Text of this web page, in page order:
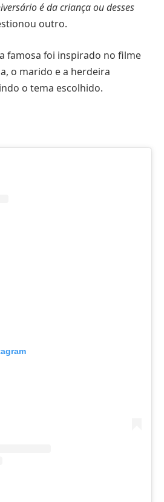
é da criança ou desses
outro.
famosa foi inspirado no filme
o marido e a herdeira
o tema escolhido.